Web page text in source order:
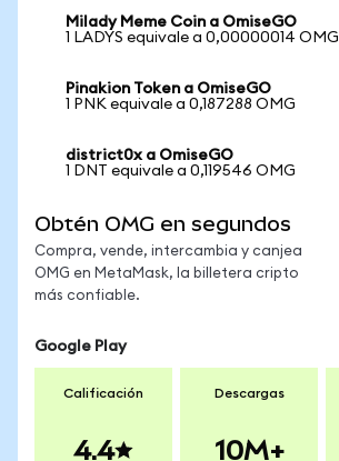
Milady Meme Coin a OmiseGO
1 LADYS equivale a 0,00000014 OMG
Pinakion Token a OmiseGO
1 PNK equivale a 0,187288 OMG
district0x a OmiseGO
1 DNT equivale a 0,119546 OMG
Obtén OMG en segundos
Compra, vende, intercambia y canjea
OMG en MetaMask, la billetera cripto
más confiable.
Google Play
Calificación
4.4
Descargas
10M+